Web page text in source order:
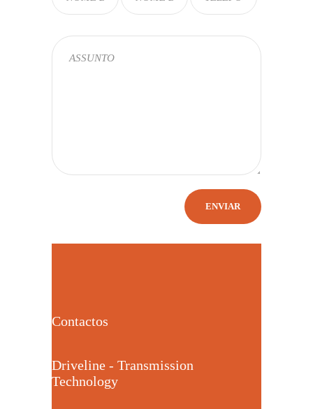
Contactos
Driveline - Transmission
Technology